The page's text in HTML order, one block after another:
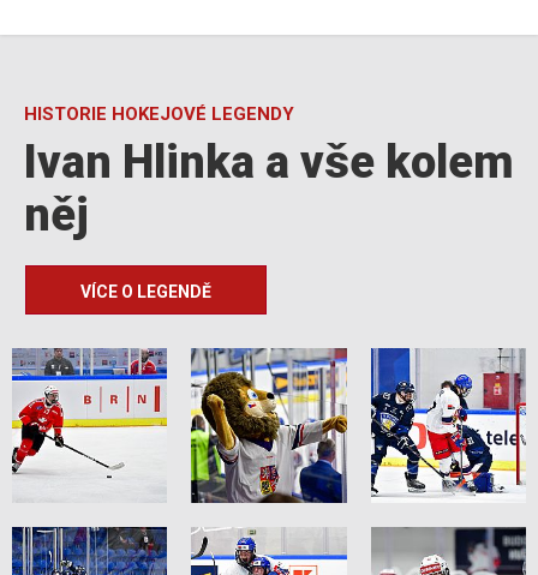
HISTORIE HOKEJOVÉ LEGENDY
Ivan Hlinka a vše kolem
něj
VÍCE O LEGENDĚ